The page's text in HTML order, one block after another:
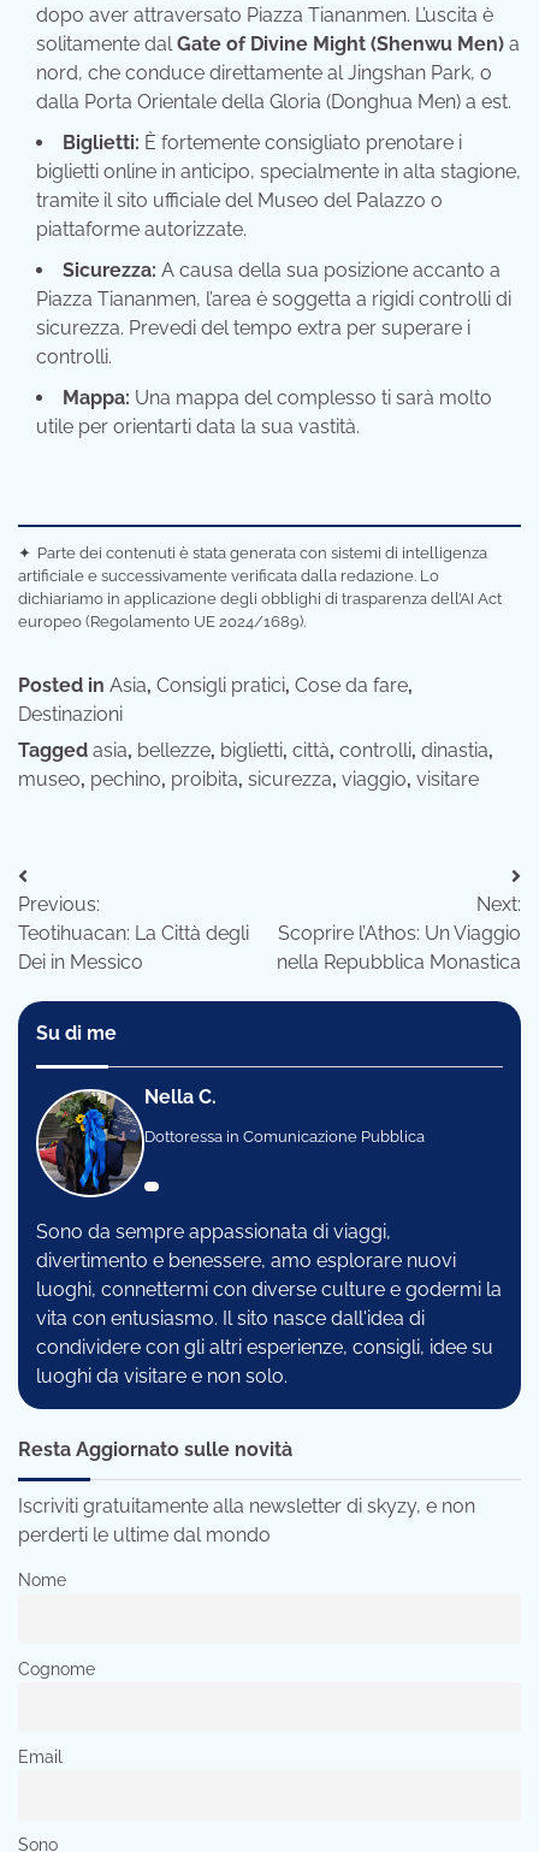
dopo aver attraversato Piazza Tiananmen. L’uscita è
solitamente dalGate of Divine Might (Shenwu Men) a
nord, che conduce direttamente al Jingshan Park, o
dalla Porta Orientale della Gloria (Donghua Men) a est.
Biglietti: È fortemente consigliato prenotare i
biglietti online in anticipo, specialmente in alta stagione,
tramite il sito ufficiale del Museo del Palazzo o
piattaforme autorizzate.
Sicurezza: A causa della sua posizione accanto a
Piazza Tiananmen, l’area è soggetta a rigidi controlli di
sicurezza. Prevedi del tempo extra per superare i
controlli.
Mappa: Una mappa del complesso ti sarà molto
utile per orientarti data la sua vastità.
✦ Parte dei contenuti è stata generata con sistemi di intelligenza
artificiale e successivamente verificata dalla redazione. Lo
dichiariamo in applicazione degli obblighi di trasparenza dell’AI Act
europeo (Regolamento UE 2024/1689).
Posted in Asia, Consigli pratici, Cose da fare,
Destinazioni
Tagged asia, bellezze, biglietti, città, controlli, dinastia,
museo, pechino, proibita, sicurezza, viaggio, visitare
Navigazione
articoli
Previous:
Teotihuacan: La Città degli
Dei in Messico
Next:
Scoprire l’Athos: Un Viaggio
nella Repubblica Monastica
Su di me
Nella C.
Dottoressa in Comunicazione Pubblica
Sono da sempre appassionata di viaggi,
divertimento e benessere, amo esplorare nuovi
luoghi, connettermi con diverse culture e godermi la
vita con entusiasmo. Il sito nasce dall'idea di
condividere con gli altri esperienze, consigli, idee su
luoghi da visitare e non solo.
Resta Aggiornato sulle novità
Iscriviti gratuitamente alla newsletter di skyzy, e non
perderti le ultime dal mondo
Nome
Cognome
Email
Sono